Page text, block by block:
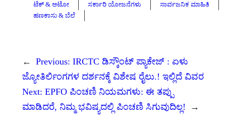
ಟೆಕ್ & ಆಟೋ
ಸರ್ಕಾರಿ ಯೋಜನೆಗಳು
ಸಾರ್ವಜನಿಕ ಮಾಹಿತಿ
ಹಣಕಾಸು & ಬೆಲೆ
← Previous: IRCTC ಡಿಸ್ಕೌಂಟ್ ಪ್ಯಾಕೇಜ್ : ಏಳು
ಜ್ಯೋತಿರ್ಲಿಂಗಗಳ ದರ್ಶನಕ್ಕೆ ವಿಶೇಷ ರೈಲು.! ಇಲ್ಲಿದೆ ವಿವರ
Next: EPFO ಪಿಂಚಣಿ ನಿಯಮಗಳು: ಈ ತಪ್ಪು
ಮಾಡಿದರೆ, ನಿಮ್ಮ ಭವಿಷ್ಯದಲ್ಲಿ ಪಿಂಚಣಿ ಸಿಗುವುದಿಲ್ಲ!
→